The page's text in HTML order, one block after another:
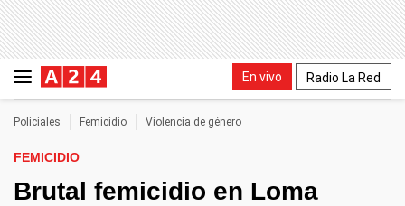
En vivo Radio La Red
Policiales Femicidio Violencia de género
FEMICIDIO
Brutal femicidio en Loma